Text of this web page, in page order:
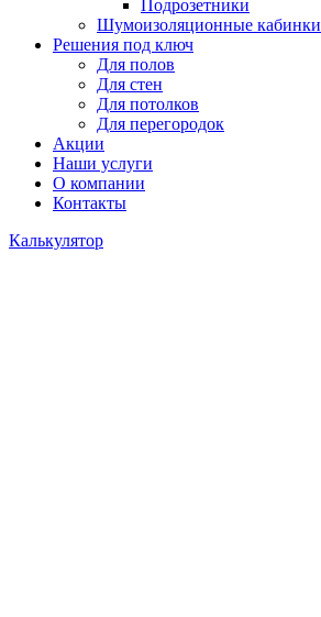
Подрозетники
Шумоизоляционные кабинки
Решения под ключ
Для полов
Для стен
Для потолков
Для перегородок
Акции
Наши услуги
О компании
Контакты
Калькулятор